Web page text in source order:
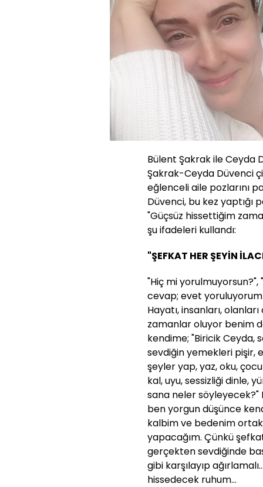
Bülent Şakrak ile Ceyda
Şakrak-Ceyda Düvenci
eğlenceli aile pozlarını
Düvenci, bu kez yaptığı
"Güçsüz hissettiğim
şu ifadeleri kullandı:
"ŞEFKAT HER ŞEYİN
"Hiç mi yorulmuyorsun?",
cevap; evet
Hayatı, insanları,
zamanlar oluyor benim
kendime; "Biricik Ceyda,
sevdiğin yemekleri pişir,
şeyler yap, yaz, oku,
kal, uyu, sessizliği dinle,
sana neler söyleyecek?"
ben yorgun düşünce
kalbim ve bedenim
yapacağım. Çünkü
gerçekten sevdiğinde
gibi karşılayıp
hissedecek ruhum...